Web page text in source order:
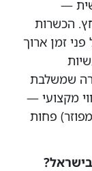
—
בלחץ. הכשרות
זמן ארוך
שמשלבת
מקצועי —
פחות